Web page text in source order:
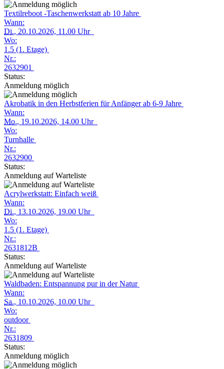
Textilreboot -Taschenwerkstatt ab 10 Jahre
Wann:
Di., 20.10.2026, 11.00 Uhr
Wo:
1.5 (1. Etage)
Nr.:
2632901
Status:
Anmeldung möglich
Akrobatik in den Herbstferien für Anfänger ab 6-9 Jahre
Wann:
Mo., 19.10.2026, 14.00 Uhr
Wo:
Turnhalle
Nr.:
2632900
Status:
Anmeldung auf Warteliste
Acrylwerkstatt: Einfach weiß
Wann:
Di., 13.10.2026, 19.00 Uhr
Wo:
1.5 (1. Etage)
Nr.:
2631812B
Status:
Anmeldung auf Warteliste
Waldbaden: Entspannung pur in der Natur
Wann:
Sa., 10.10.2026, 10.00 Uhr
Wo:
outdoor
Nr.:
2631809
Status:
Anmeldung möglich